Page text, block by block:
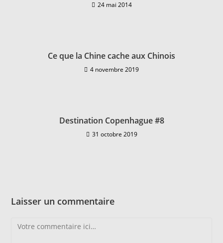
24 mai 2014
Ce que la Chine cache aux Chinois
4 novembre 2019
Destination Copenhague #8
31 octobre 2019
Laisser un commentaire
Comment